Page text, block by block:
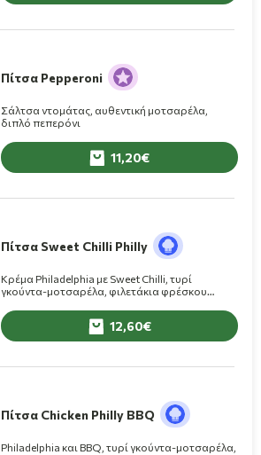
Πίτσα Pepperoni
Σάλτσα ντομάτας, αυθεντική μοτσαρέλα,
διπλό πεπερόνι
11,20
Πίτσα Sweet Chilli Philly
Κρέμα Philadelphia με Sweet Chilli, τυρί
γκούντα-μοτσαρέλα, φιλετάκια φρέσκου
12,60
Πίτσα Chicken Philly BBQ
Philadelphia και BBQ, τυρί γκούντα-μοτσαρέλα,